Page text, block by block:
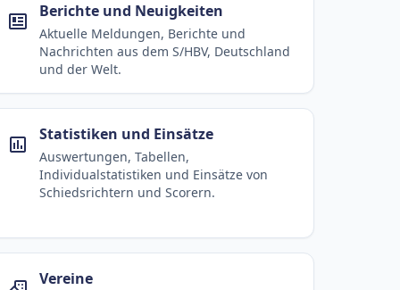
Berichte und Neuigkeiten
Aktuelle Meldungen, Berichte und
Nachrichten aus dem S/HBV, Deutschland
und der Welt.
Statistiken und Einsätze
Auswertungen, Tabellen,
Individualstatistiken und Einsätze von
Schiedsrichtern und Scorern.
Vereine